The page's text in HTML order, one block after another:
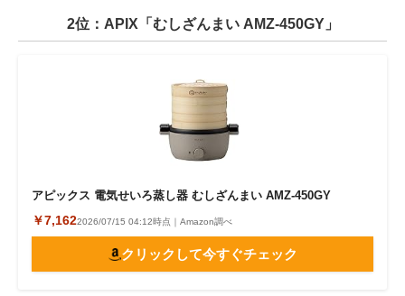
2位：APIX「むしざんまい AMZ-450GY」
アピックス 電気せいろ蒸し器 むしざんまい AMZ-450GY
￥7,1622026/07/15 04:12時点｜Amazon調べ
クリックして今すぐチェック